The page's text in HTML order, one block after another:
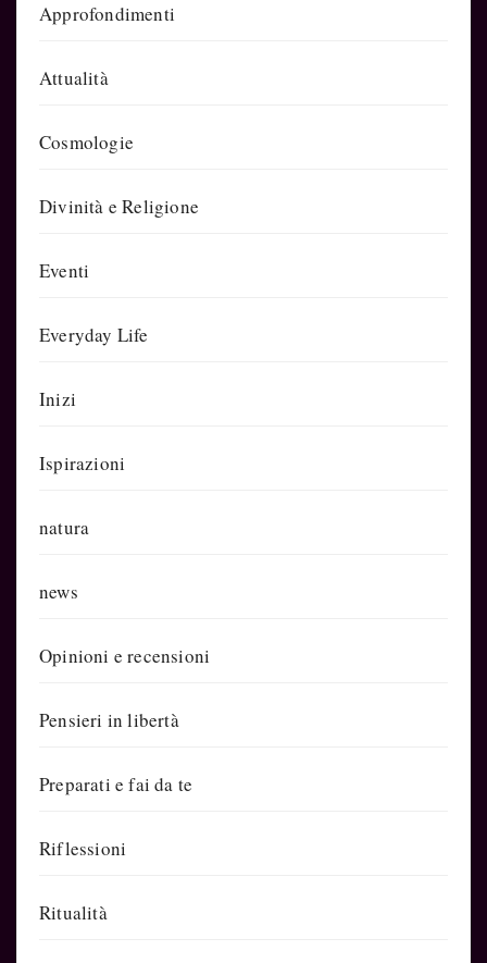
Approfondimenti
Attualità
Cosmologie
Divinità e Religione
Eventi
Everyday Life
Inizi
Ispirazioni
natura
news
Opinioni e recensioni
Pensieri in libertà
Preparati e fai da te
Riflessioni
Ritualità